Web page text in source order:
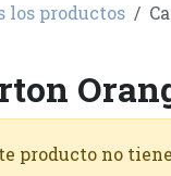
los productos
producto no